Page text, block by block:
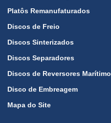
Platôs Remanufaturados
Discos de Freio
Discos Sinterizados
Discos Separadores
Discos de Reversores Marítimo
Disco de Embreagem
Mapa do Site